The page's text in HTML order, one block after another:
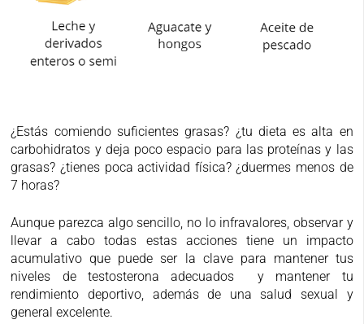
¿Estás comiendo suficientes grasas? ¿tu dieta es alta en
carbohidratos y deja poco espacio para las proteínas y las
grasas? ¿tienes poca actividad física? ¿duermes menos de
7 horas?
Aunque parezca algo sencillo, no lo infravalores, observar y
llevar a cabo todas estas acciones tiene un impacto
acumulativo que puede ser la clave para mantener tus
niveles de testosterona adecuados y mantener tu
rendimiento deportivo, además de una salud sexual y
general excelente.